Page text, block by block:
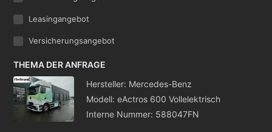
Leasingangebot
Versicherungsangebot
THEMA DER ANFRAGE
Hersteller: Mercedes-Benz
Modell: eActros 600 Vollelektrisch
Interne Nummer: 588047FN